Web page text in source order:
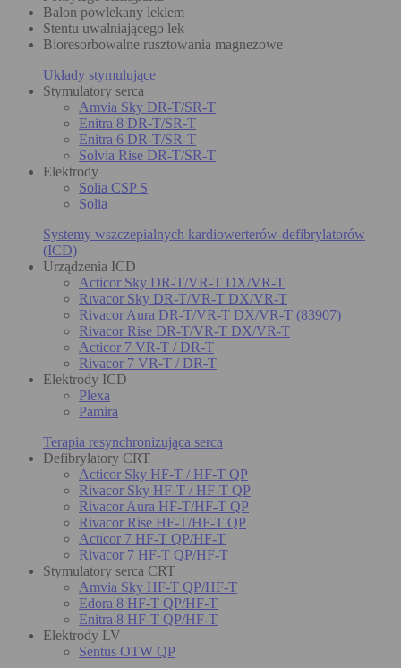
Balon powlekany lekiem
Stentu uwalniającego lek
Bioresorbowalne rusztowania magnezowe
Układy stymulujące
Stymulatory serca
Amvia Sky DR-T/SR-T
Enitra 8 DR-T/SR-T
Enitra 6 DR-T/SR-T
Solvia Rise DR-T/SR-T
Elektrody
Solia CSP S
Solia
Systemy wszczepialnych kardiowerterów-defibrylatorów
(ICD)
Urządzenia ICD
Acticor Sky DR-T/VR-T DX/VR-T
Rivacor Sky DR-T/VR-T DX/VR-T
Rivacor Aura DR-T/VR-T DX/VR-T (83907)
Rivacor Rise DR-T/VR-T DX/VR-T
Acticor 7 VR-T / DR-T
Rivacor 7 VR-T / DR-T
Elektrody ICD
Plexa
Pamira
Terapia resynchronizująca serca
Defibrylatory CRT
Acticor Sky HF-T / HF-T QP
Rivacor Sky HF-T / HF-T QP
Rivacor Aura HF-T/HF-T QP
Rivacor Rise HF-T/HF-T QP
Acticor 7 HF-T QP/HF-T
Rivacor 7 HF-T QP/HF-T
Stymulatory serca CRT
Amvia Sky HF-T QP/HF-T
Edora 8 HF-T QP/HF-T
Enitra 8 HF-T QP/HF-T
Elektrody LV
Sentus OTW QP